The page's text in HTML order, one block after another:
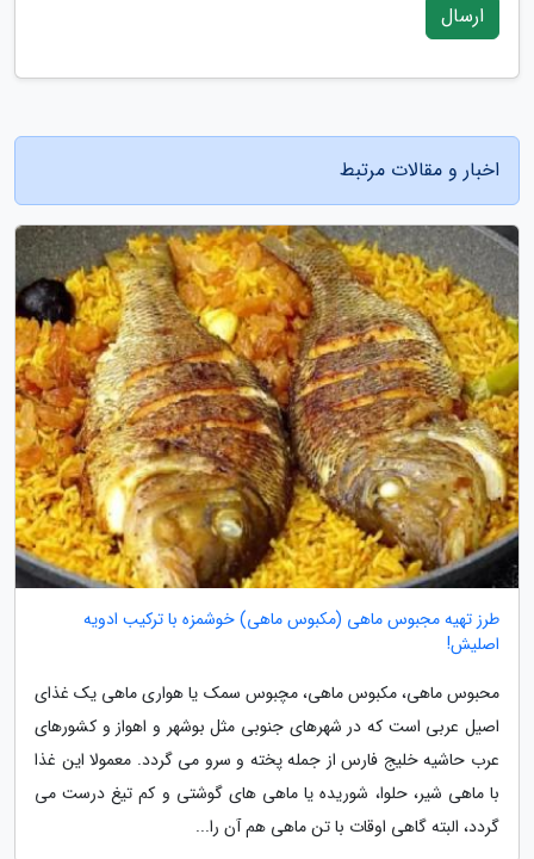
ارسال
اخبار و مقالات مرتبط
طرز تهیه مجبوس ماهی (مکبوس ماهی) خوشمزه با ترکیب ادویه
اصلیش!
محبوس ماهی، مکبوس ماهی، مچبوس سمک یا هواری ماهی یک غذای
اصیل عربی است که در شهرهای جنوبی مثل بوشهر و اهواز و کشورهای
عرب حاشیه خلیج فارس از جمله پخته و سرو می گردد. معمولا این غذا
با ماهی شیر، حلوا، شوریده یا ماهی های گوشتی و کم تیغ درست می
گردد، البته گاهی اوقات با تن ماهی هم آن را...